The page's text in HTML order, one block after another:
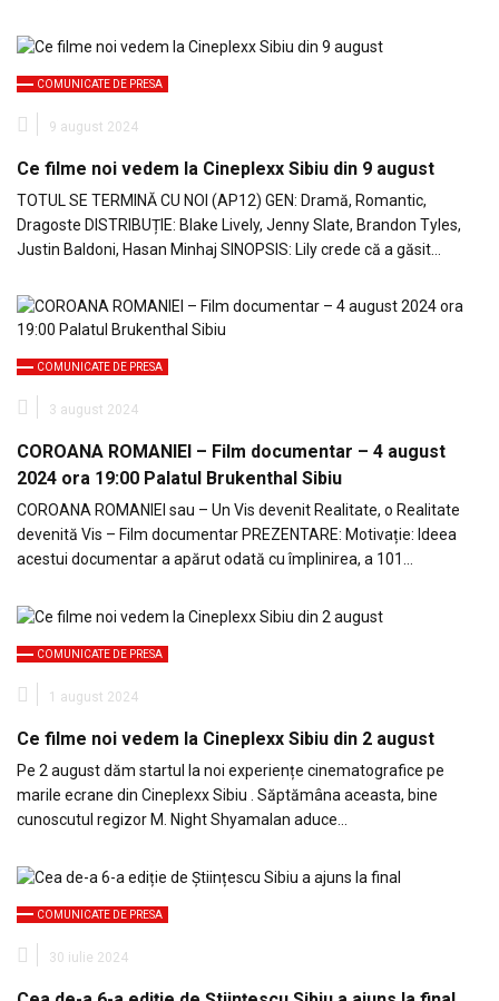
COMUNICATE DE PRESA
9 august 2024
Ce filme noi vedem la Cineplexx Sibiu din 9 august
TOTUL SE TERMINĂ CU NOI (AP12) GEN: Dramă, Romantic,
Dragoste DISTRIBUȚIE: Blake Lively, Jenny Slate, Brandon Tyles,
Justin Baldoni, Hasan Minhaj SINOPSIS: Lily crede că a găsit…
COMUNICATE DE PRESA
3 august 2024
COROANA ROMANIEI – Film documentar – 4 august
2024 ora 19:00 Palatul Brukenthal Sibiu
COROANA ROMANIEI sau – Un Vis devenit Realitate, o Realitate
devenită Vis – Film documentar PREZENTARE: Motivație: Ideea
acestui documentar a apărut odată cu împlinirea, a 101…
COMUNICATE DE PRESA
1 august 2024
Ce filme noi vedem la Cineplexx Sibiu din 2 august
Pe 2 august dăm startul la noi experiențe cinematografice pe
marile ecrane din Cineplexx Sibiu . Săptămâna aceasta, bine
cunoscutul regizor M. Night Shyamalan aduce…
COMUNICATE DE PRESA
30 iulie 2024